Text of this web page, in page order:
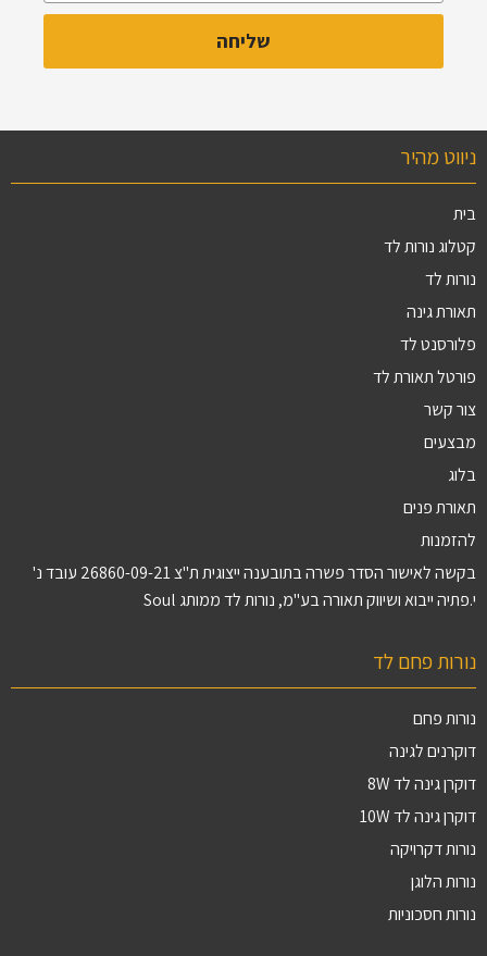
ניווט מהיר
בית
קטלוג נורות לד
נורות לד
תאורת גינה
פלורסנט לד
פורטל תאורת לד
צור קשר
מבצעים
בלוג
תאורת פנים
להזמנות
בקשה לאישור הסדר פשרה בתובענה ייצוגית ת"צ 26860-09-21 עובד נ'
י.פתיה ייבוא ושיווק תאורה בע"מ, נורות לד ממותג Soul
נורות פחם לד
נורות פחם
דוקרנים לגינה
דוקרן גינה לד 8W
דוקרן גינה לד 10W
נורות דקרויקה
נורות הלוגן
נורות חסכוניות